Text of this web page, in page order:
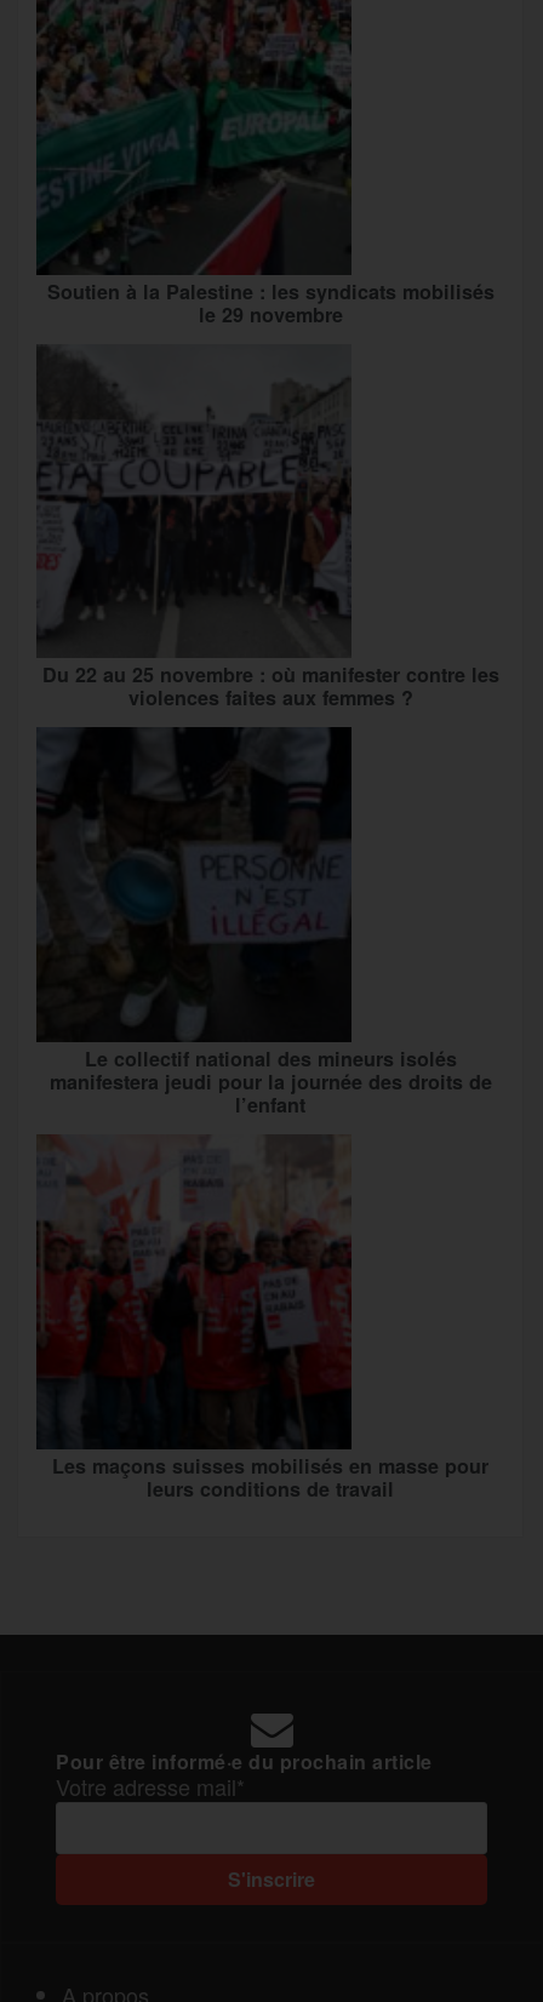
Soutien à la Palestine : les syndicats mobilisés
le 29 novembre
Du 22 au 25 novembre : où manifester contre les
violences faites aux femmes ?
Le collectif national des mineurs isolés
manifestera jeudi pour la journée des droits de
l’enfant
Les maçons suisses mobilisés en masse pour
leurs conditions de travail
Pour être informé·e du prochain article
Votre adresse mail*
A propos